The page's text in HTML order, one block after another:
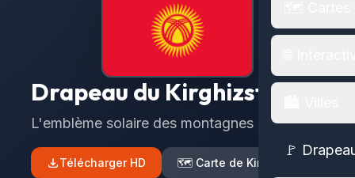
🚩
Drapeau du Kirghizstan
L'emblème solaire des montagnes célestes
Télécharger HD 🗺️ Carte de Kirghizstan